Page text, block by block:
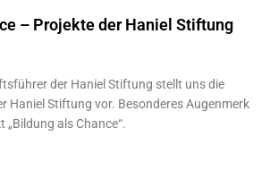
– Projekte der Haniel Stiftung
der Haniel Stiftung stellt uns die
Haniel Stiftung vor. Besonderes Augenmerk
„Bildung als Chance“.